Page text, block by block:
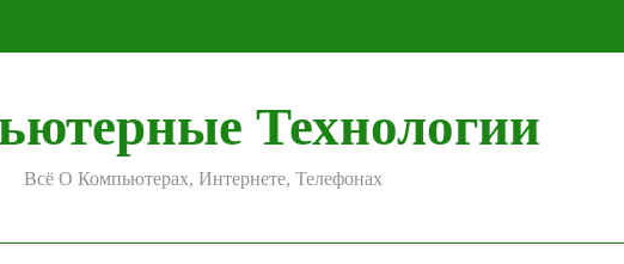
Технологии
Всё О Компьютерах, Интернете, Телефонах